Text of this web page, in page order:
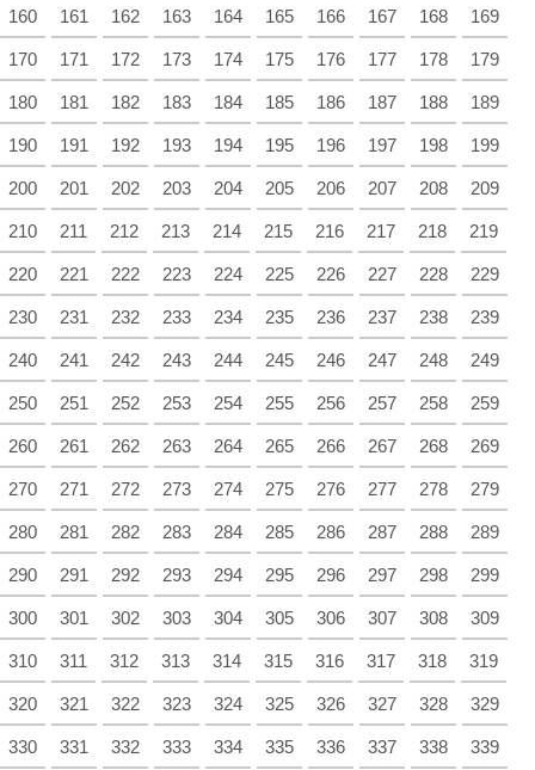
160 161 162 163 164 165 166 167 168 169
170 171 172 173 174 175 176 177 178 179
180 181 182 183 184 185 186 187 188 189
190 191 192 193 194 195 196 197 198 199
200 201 202 203 204 205 206 207 208 209
210 211 212 213 214 215 216 217 218 219
220 221 222 223 224 225 226 227 228 229
230 231 232 233 234 235 236 237 238 239
240 241 242 243 244 245 246 247 248 249
250 251 252 253 254 255 256 257 258 259
260 261 262 263 264 265 266 267 268 269
270 271 272 273 274 275 276 277 278 279
280 281 282 283 284 285 286 287 288 289
290 291 292 293 294 295 296 297 298 299
300 301 302 303 304 305 306 307 308 309
310 311 312 313 314 315 316 317 318 319
320 321 322 323 324 325 326 327 328 329
330 331 332 333 334 335 336 337 338 339